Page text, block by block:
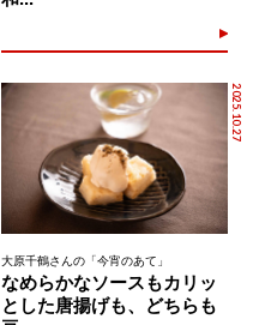
2025.10.27
大原千鶴さんの「今宵のあて」
なめらかなソースもカリッ
とした唐揚げも、どちらも